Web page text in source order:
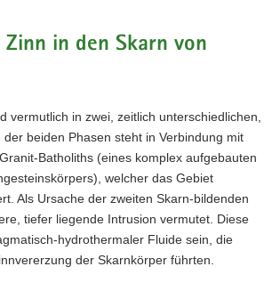
Zinn in den Skarn von
vermutlich in zwei, zeitlich unterschiedlichen,
beiden Phasen steht in Verbindung mit
Batholiths (eines komplex aufgebauten
welcher das Gebiet
Als Ursache der zweiten Skarn-bildenden
tiefer liegende Intrusion vermutet. Diese
hydrothermaler Fluide sein, die
der Skarnkörper führten.